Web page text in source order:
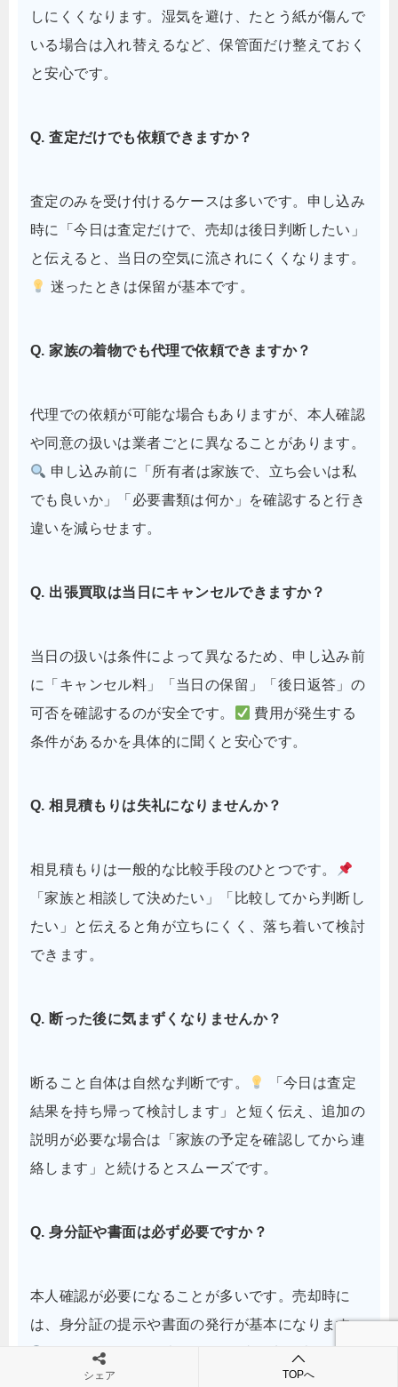
しにくくなります。湿気を避け、たとう紙が傷んで
いる場合は入れ替えるなど、保管面だけ整えておく
と安心です。
Q. 査定だけでも依頼できますか？
査定のみを受け付けるケースは多いです。申し込み
時に「今日は査定だけで、売却は後日判断したい」
と伝えると、当日の空気に流されにくくなります。
迷ったときは保留が基本です。
Q. 家族の着物でも代理で依頼できますか？
代理での依頼が可能な場合もありますが、本人確認
や同意の扱いは業者ごとに異なることがあります。
申し込み前に「所有者は家族で、立ち会いは私
でも良いか」「必要書類は何か」を確認すると行き
違いを減らせます。
Q. 出張買取は当日にキャンセルできますか？
当日の扱いは条件によって異なるため、申し込み前
に「キャンセル料」「当日の保留」「後日返答」の
可否を確認するのが安全です。
費用が発生する
条件があるかを具体的に聞くと安心です。
Q. 相見積もりは失礼になりませんか？
相見積もりは一般的な比較手段のひとつです。
「家族と相談して決めたい」「比較してから判断し
たい」と伝えると角が立ちにくく、落ち着いて検討
できます。
Q. 断った後に気まずくなりませんか？
断ること自体は自然な判断です。
「今日は査定
結果を持ち帰って検討します」と短く伝え、追加の
説明が必要な場合は「家族の予定を確認してから連
絡します」と続けるとスムーズです。
Q. 身分証や書面は必ず必要ですか？
本人確認が必要になることが多いです。売却時に
は、身分証の提示や書面の発行が基本になります。
明細には品目・金額・日付・連絡先が残るかを
確認し、控えは保管しておくと安心です。
シェア TOPへ